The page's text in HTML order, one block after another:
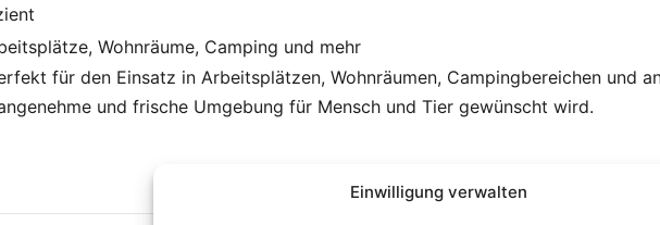
Einwilligung verwalten
Wohnräume, Camping und mehr
für den Einsatz in Arbeitsplätzen, Wohnräumen, Campingbereichen und
und frische Umgebung für Mensch und Tier gewünscht wird.